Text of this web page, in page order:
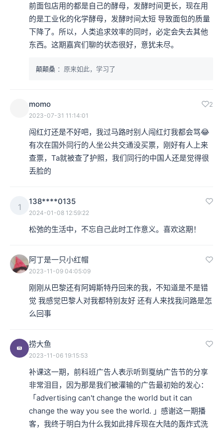
前面包店用的都是自己的酵母，发酵时间更长，现在用
的是工业化的化学酵母，发酵时间太短 导致面包的质量
下降了。所以，人类追求效率的同时，必定会失去其他
东西。这期嘉宾们聊的状态很好，意犹未尽。
颠颠桑 ：原来如此，学习了
momo 2
2023-07-31 11:14:01
闯红灯还是不好吧，我过马路时别人闯红灯我都会骂😂
有次在国外同行的人坐公共交通没买票，刚好有人上来
查票，Ta就被查了护照，我们同行的中国人还是觉得很
丢脸的
1
138****0135
2024-01-08 12:59:22
松弛的生活中，不忘自己此时工作意义。喜欢这期！
阿丁是一只小红帽
2023-11-09 04:05:09
刚刚从巴黎还有阿姆斯特丹回来的我，不知道是不是错
觉 我感觉巴黎人对我都特别友好 还有人来找我问路是怎
么回事
捞大鱼
2023-11-06 19:15:53
补课这一期，前科班广告人表示听到戛纳广告节的分享
非常泪目，因为那是我们被灌输的广告最初始的发心：
「advertising can't change the world but it can
change the way you see the world. 」感谢这一期播
客，我终于明白为什么我如此排斥现在大陆的轰炸式洗